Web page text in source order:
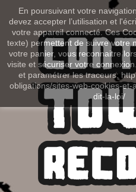
En poursuivant votre
devez accepter l’utilisation et
votre appareil connecté. Ces
texte) permettent de suivre votre
votre panier, vous reconnaitre
visite et sécuriser votre
et paramétrer les traceurs:
obligations/sites-web-cookies-
dit-la-loi/